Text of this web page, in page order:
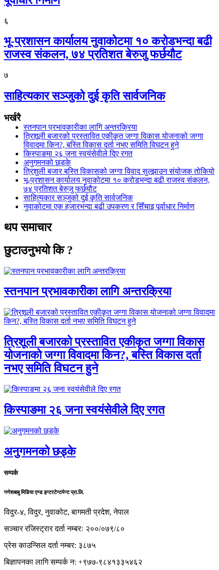
६
भू-प्रशासन कार्यालय नुवाकोटमा १० करोडभन्दा बढी
राजस्व संकलन, ७४ प्रतिशत बेरुजु फर्छयौट
७
साहित्यकार सञ्जुको दुई कृति सार्वजनिक
भर्खरै
स्तनपान प्रभावकारीका लागि अन्तरक्रिया
त्रिशूली बजारको प्रस्तावित एकीकृत जग्गा विकास योजनाको जग्गा
विवादमा किन?, बस्ति विकास दर्ता नभए समिति विघटन हुने
किस्पाङमा २६ जना स्वयंसेवीले दिए रगत
अनुगमनको छड्के
त्रिशुली बजार बस्ति विकासको जग्गा विवाद सुल्झाउन संयोजक तोकियो
भू-प्रशासन कार्यालय नुवाकोटमा १० करोडभन्दा बढी राजस्व संकलन,
७४ प्रतिशत बेरुजु फर्छयौट
साहित्यकार सञ्जुको दुई कृति सार्वजनिक
नुवाकोटमा एक हजारभन्दा बढी उपकरण र सिँचाइ पूर्वाधार निर्माण
थप समाचार
छुटाउनुभयो कि ?
स्तनपान प्रभावकारीका लागि अन्तरक्रिया
त्रिशूली बजारको प्रस्तावित एकीकृत जग्गा विकास
योजनाको जग्गा विवादमा किन?, बस्ति विकास दर्ता
नभए समिति विघटन हुने
किस्पाङमा २६ जना स्वयंसेवीले दिए रगत
अनुगमनको छड्के
सम्पर्क
गणेशबाबु मिडिया एण्ड इन्टरटेन्टमेन्ट प्रा.लि.
विदुर-४, विदुर, नुवाकोट, बागमती प्रदेश, नेपाल
सञ्चार रजिस्ट्रार दर्ता नम्बरः २००/०७९/८०
प्रेस काउन्सिल दर्ता नम्बर: ३८७५
बिज्ञापनका लागि सम्पर्क न: +९७७-९८४१३३५४६२